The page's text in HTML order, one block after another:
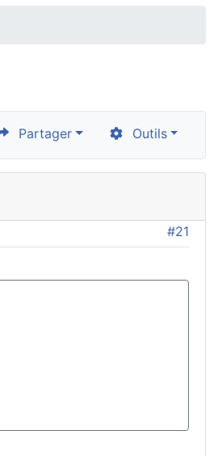
Partager Outils
#21